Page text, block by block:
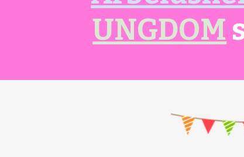
UNGDOM